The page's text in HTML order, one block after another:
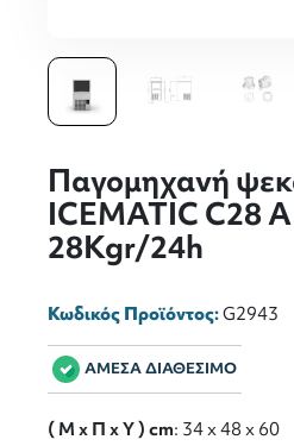
Παγομηχανή
ICEMATIC C28
28Kgr/24h
Κωδικός Προϊόντος:G2943
ΑΜΕΣΑ ΔΙΑΘΕΣΙΜΟ
( M x Π x Y ) cm: 34 x 48 x 60